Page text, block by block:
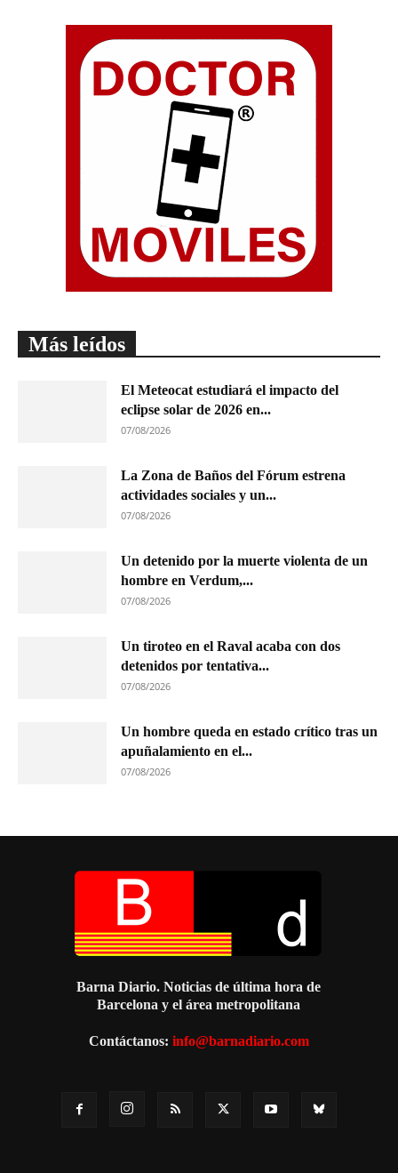
Más leídos
El Meteocat estudiará el impacto del
eclipse solar de 2026 en...
07/08/2026
La Zona de Baños del Fórum estrena
actividades sociales y un...
07/08/2026
Un detenido por la muerte violenta de un
hombre en Verdum,...
07/08/2026
Un tiroteo en el Raval acaba con dos
detenidos por tentativa...
07/08/2026
Un hombre queda en estado crítico tras un
apuñalamiento en el...
07/08/2026
Barna Diario. Noticias de última hora de
Barcelona y el área metropolitana
Contáctanos: info@barnadiario.com